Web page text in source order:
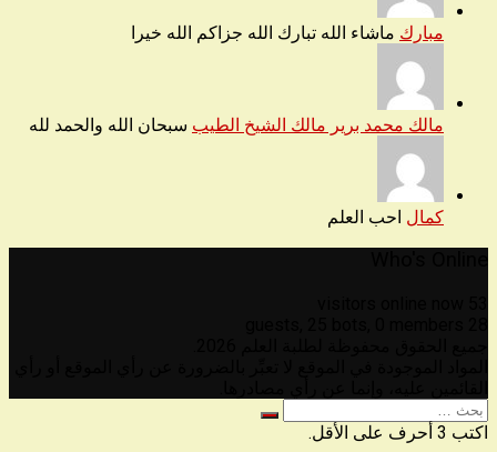
مبارك ماشاء الله تبارك الله جزاكم الله خيرا
مالك محمد برير مالك الشيخ الطيب سبحان الله والحمد لله
كمال احب العلم
البحث
عن
اكتب 3 أحرف على الأقل.